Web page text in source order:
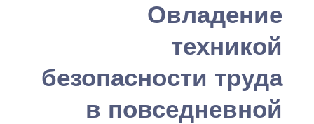
Овладение
техникой
безопасности труда
в повседневной